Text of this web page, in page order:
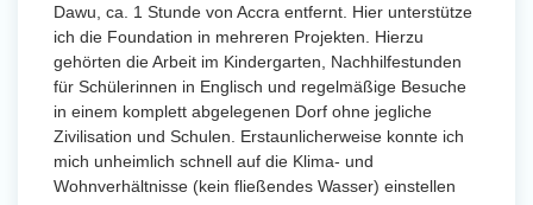
Dawu, ca. 1 Stunde von Accra entfernt. Hier unterstütze
ich die Foundation in mehreren Projekten. Hierzu
gehörten die Arbeit im Kindergarten, Nachhilfestunden
für Schülerinnen in Englisch und regelmäßige Besuche
in einem komplett abgelegenen Dorf ohne jegliche
Zivilisation und Schulen. Erstaunlicherweise konnte ich
mich unheimlich schnell auf die Klima- und
Wohnverhältnisse (kein fließendes Wasser) einstellen